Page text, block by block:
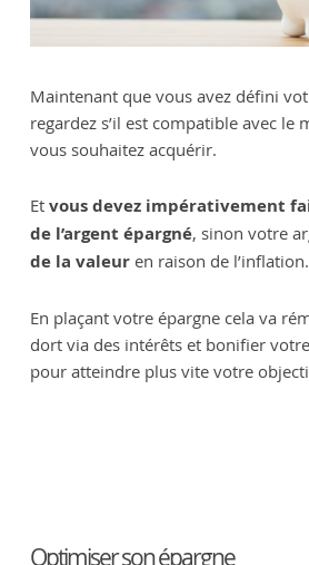
Maintenant que vous avez défini
regardez s’il est compatible avec le
vous souhaitez acquérir.
Et vous devez impérativement
de l’argent épargné, sinon votre
de la valeuren raison de l’inflation.
En plaçant votre épargne cela va
dort via des intérêts et bonifier
pour atteindre plus vite votre
Optimiser son épargne